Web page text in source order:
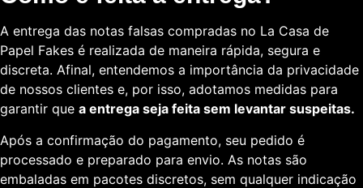
A entrega das notas falsas compradas no La Casa de
Papel Fakes é realizada de maneira rápida, segura e
discreta. Afinal, entendemos a importância da privacidade
de nossos clientes e, por isso, adotamos medidas para
garantir que a entrega seja feita sem levantar suspeitas.
Após a confirmação do pagamento, seu pedido é
processado e preparado para envio. As notas são
embaladas em pacotes discretos, sem qualquer indicação